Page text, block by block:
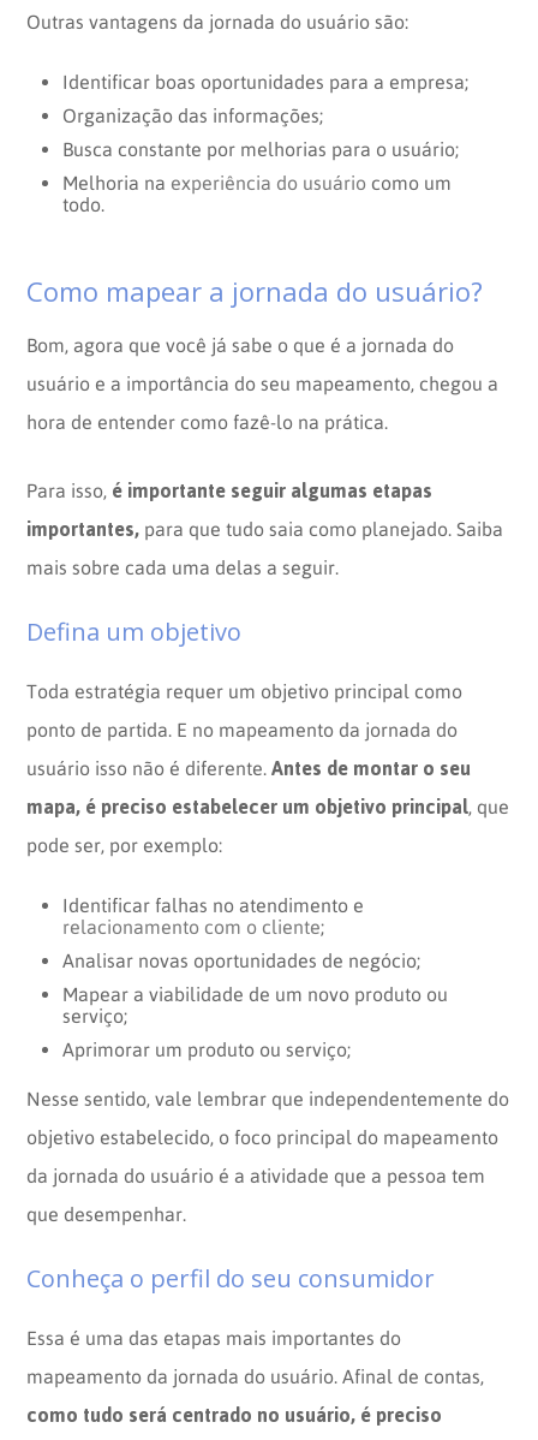
Outras vantagens da jornada do usuário são:
Identificar boas oportunidades para a empresa;
Organização das informações;
Busca constante por melhorias para o usuário;
Melhoria na experiência do usuário como um
todo.
Como mapear a jornada do usuário?
Bom, agora que você já sabe o que é a jornada do
usuário e a importância do seu mapeamento, chegou a
hora de entender como fazê-lo na prática.
Para isso, é importante seguir algumas etapas
importantes, para que tudo saia como planejado. Saiba
mais sobre cada uma delas a seguir.
Defina um objetivo
Toda estratégia requer um objetivo principal como
ponto de partida. E no mapeamento da jornada do
usuário isso não é diferente.Antes de montar o seu
mapa, é preciso estabelecer um objetivo principal, que
pode ser, por exemplo:
Identificar falhas no atendimento e
relacionamento com o cliente;
Analisar novas oportunidades de negócio;
Mapear a viabilidade de um novo produto ou
serviço;
Aprimorar um produto ou serviço;
Nesse sentido, vale lembrar que independentemente do
objetivo estabelecido, o foco principal do mapeamento
da jornada do usuário é a atividade que a pessoa tem
que desempenhar.
Conheça o perfil do seu consumidor
Essa é uma das etapas mais importantes do
mapeamento da jornada do usuário. Afinal de contas,
como tudo será centrado no usuário, é preciso